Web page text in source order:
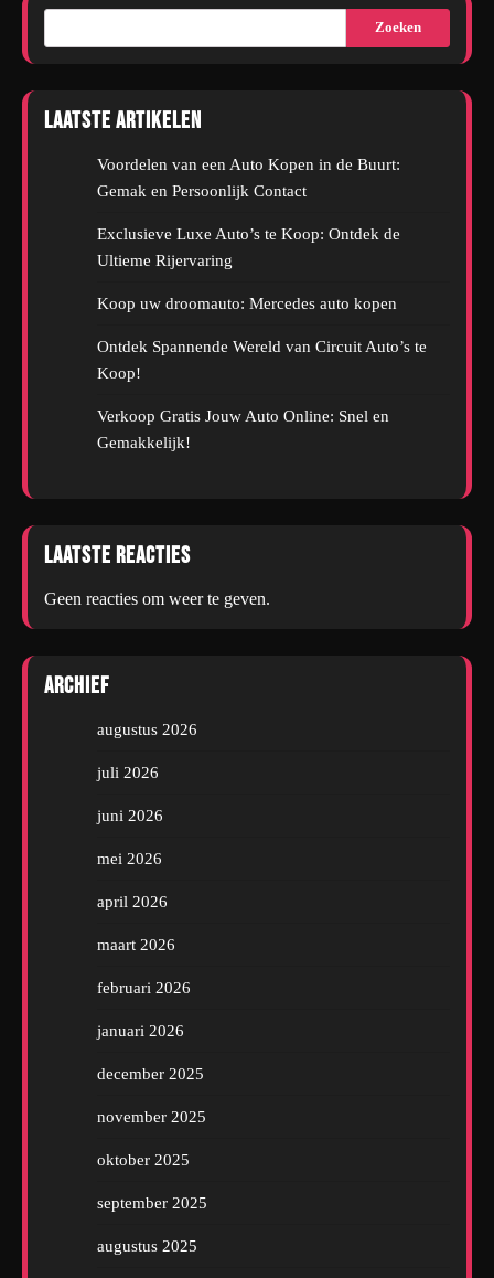
Zoeken
Laatste artikelen
Voordelen van een Auto Kopen in de Buurt:
Gemak en Persoonlijk Contact
Exclusieve Luxe Auto’s te Koop: Ontdek de
Ultieme Rijervaring
Koop uw droomauto: Mercedes auto kopen
Ontdek Spannende Wereld van Circuit Auto’s te
Koop!
Verkoop Gratis Jouw Auto Online: Snel en
Gemakkelijk!
Laatste reacties
Geen reacties om weer te geven.
Archief
augustus 2026
juli 2026
juni 2026
mei 2026
april 2026
maart 2026
februari 2026
januari 2026
december 2025
november 2025
oktober 2025
september 2025
augustus 2025